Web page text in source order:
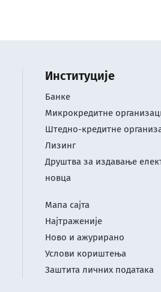
Институције
Банке
Микрокредитне
Штедно-кредитне
Лизинг
Друштва за издавање
новца
Мапа сајта
Најтраженије
Ново и ажурирано
Услови кориштењa
Заштита личних података